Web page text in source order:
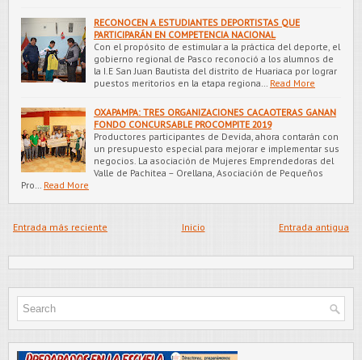
RECONOCEN A ESTUDIANTES DEPORTISTAS QUE
PARTICIPARÁN EN COMPETENCIA NACIONAL
Con el propósito de estimular a la práctica del deporte, el
gobierno regional de Pasco reconoció a los alumnos de
la I.E San Juan Bautista del distrito de Huariaca por lograr
puestos meritorios en la etapa regiona…
Read More
OXAPAMPA: TRES ORGANIZACIONES CACAOTERAS GANAN
FONDO CONCURSABLE PROCOMPITE 2019
Productores participantes de Devida, ahora contarán con
un presupuesto especial para mejorar e implementar sus
negocios. La asociación de Mujeres Emprendedoras del
Valle de Pachitea – Orellana, Asociación de Pequeños
Pro…
Read More
Entrada más reciente Entrada antigua
Inicio